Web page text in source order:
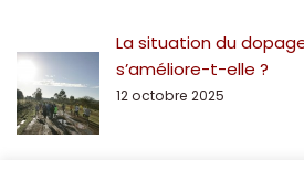
La situation du
s’améliore-t-elle ?
12 octobre 2025